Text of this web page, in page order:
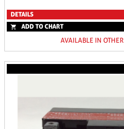
DETAILS
ADD TO CHART
AVAILABLE IN